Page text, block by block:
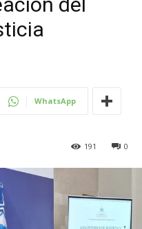
WhatsApp
0
191